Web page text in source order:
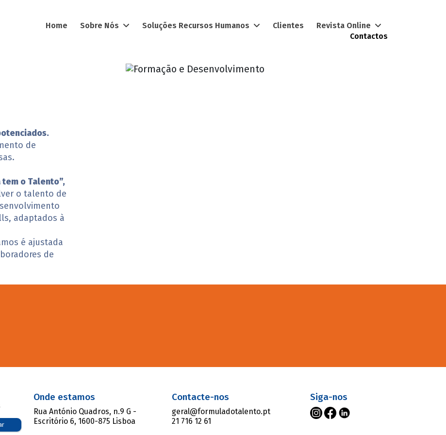
Home Sobre Nós Soluções Recursos Humanos Clientes
Revista Online
Contactos
de
tem o Talento”,
o talento de
adaptados à
é ajustada
de
Onde estamos
Rua António Quadros, n.9 G -
Escritório 6, 1600-875 Lisboa
Contacte-nos
geral@formuladotalento.pt
21 716 12 61
Siga-nos